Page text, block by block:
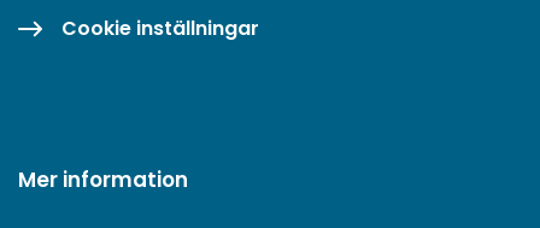
Cookie inställningar
Mer information